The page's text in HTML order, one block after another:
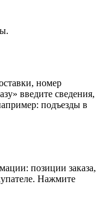
номер
введите сведения,
подъезды в
позиции заказа,
Нажмите